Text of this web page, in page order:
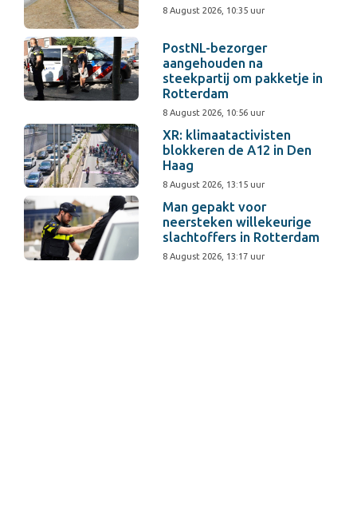
8 August 2026, 10:35 uur
PostNL-bezorger
aangehouden na
steekpartij om pakketje in
Rotterdam
8 August 2026, 10:56 uur
XR: klimaatactivisten
blokkeren de A12 in Den
Haag
8 August 2026, 13:15 uur
Man gepakt voor
neersteken willekeurige
slachtoffers in Rotterdam
8 August 2026, 13:17 uur